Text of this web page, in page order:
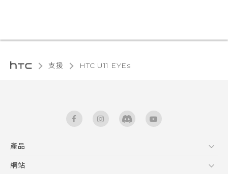
支援 HTC U11 EYEs‎
產品
5G
網站